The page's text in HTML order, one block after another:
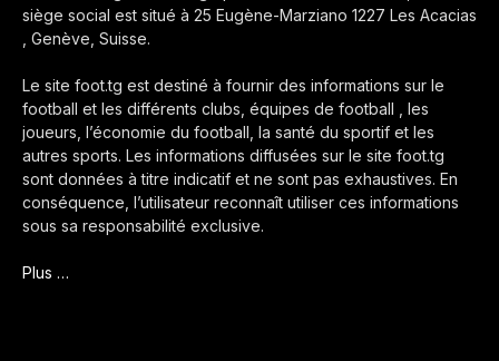
siège social est situé à 25 Eugène-Marziano 1227 Les Acacias
, Genève, Suisse.
Le site foot.tg est destiné à fournir des informations sur le
football et les différents clubs, équipes de football , les
joueurs, l’économie du football, la santé du sportif et les
autres sports. Les informations diffusées sur le site foot.tg
sont données à titre indicatif et ne sont pas exhaustives. En
conséquence, l’utilisateur reconnaît utiliser ces informations
sous sa responsabilité exclusive.
Plus …